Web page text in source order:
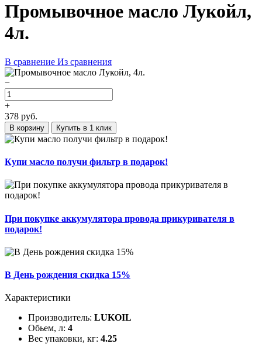
Промывочное масло Лукойл,
4л.
В сравнение Из сравнения
−
+
378 руб.
В корзину Купить в 1 клик
Купи масло получи фильтр в подарок!
При покупке аккумулятора провода прикуривателя в
подарок!
В День рождения скидка 15%
Характеристики
Производитель: LUKOIL
Обьем, л: 4
Вес упаковки, кг: 4.25